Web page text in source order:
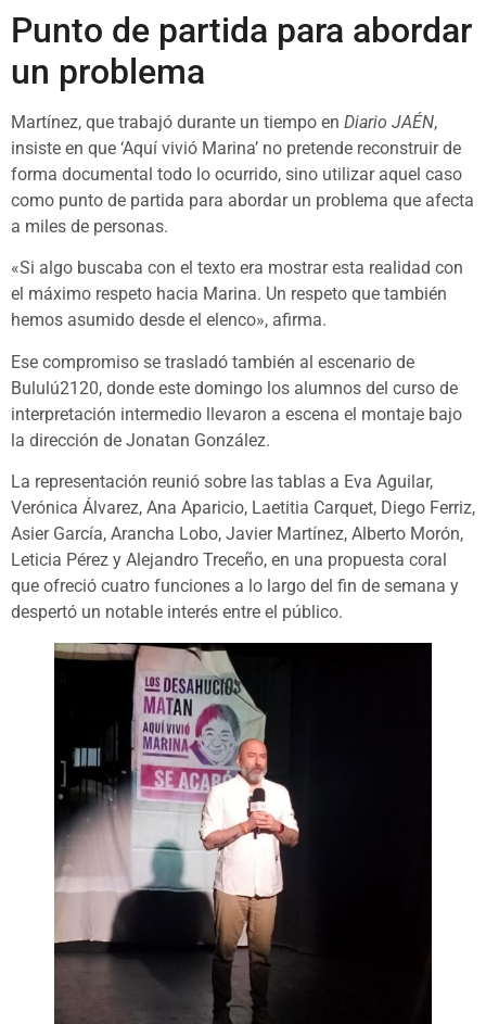
Punto de partida para abordar
un problema
Martínez, que trabajó durante un tiempo en Diario JAÉN,
insiste en que ‘Aquí vivió Marina’ no pretende reconstruir de
forma documental todo lo ocurrido, sino utilizar aquel caso
como punto de partida para abordar un problema que afecta
a miles de personas.
«Si algo buscaba con el texto era mostrar esta realidad con
el máximo respeto hacia Marina. Un respeto que también
hemos asumido desde el elenco», afirma.
Ese compromiso se trasladó también al escenario de
Bululú2120, donde este domingo los alumnos del curso de
interpretación intermedio llevaron a escena el montaje bajo
la dirección de Jonatan González.
La representación reunió sobre las tablas a Eva Aguilar,
Verónica Álvarez, Ana Aparicio, Laetitia Carquet, Diego Ferriz,
Asier García, Arancha Lobo, Javier Martínez, Alberto Morón,
Leticia Pérez y Alejandro Treceño, en una propuesta coral
que ofreció cuatro funciones a lo largo del fin de semana y
despertó un notable interés entre el público.